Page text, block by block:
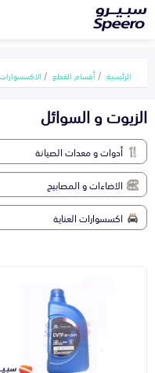
الرئيسية أقسام القطع الاكسسوارات
الزيوت و السوائل
أدوات و معدات الصيانة
الاضاءات و المصابيح
اكسسوارات العناية